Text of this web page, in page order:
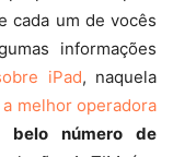
cada um de vocês
informações
iPad, naquela
melhor operadora
belo número de